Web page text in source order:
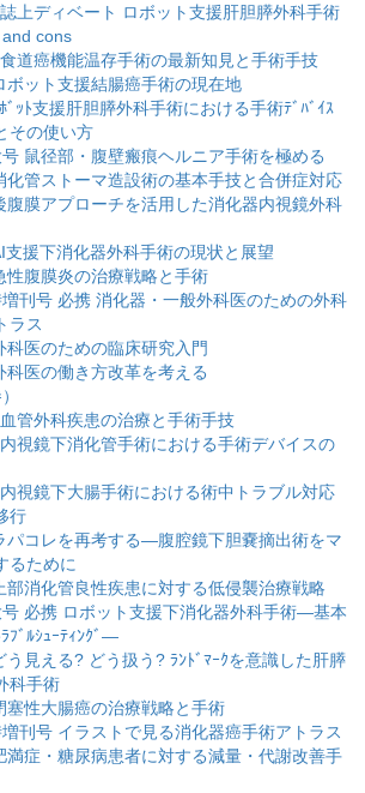
上ディベート ロボット支援肝胆膵外科手術
cons
道癌機能温存手術の最新知見と手術手技
ボット支援結腸癌手術の現在地
ﾞｯﾄ支援肝胆膵外科手術における手術ﾃﾞﾊﾞｲｽ
その使い方
鼠径部・腹壁瘢痕ヘルニア手術を極める
化管ストーマ造設術の基本手技と合併症対応
腹膜アプローチを活用した消化器内視鏡外科
支援下消化器外科手術の現状と展望
性腹膜炎の治療戦略と手術
刊号 必携 消化器・一般外科医のための外科
ラス
科医のための臨床研究入門
科医の働き方改革を考える
管外科疾患の治療と手術手技
視鏡下消化管手術における手術デバイスの
視鏡下大腸手術における術中トラブル対応
行
パコレを再考する―腹腔鏡下胆嚢摘出術をマ
るために
部消化管良性疾患に対する低侵襲治療戦略
必携 ロボット支援下消化器外科手術―基本
ﾌﾞﾙｼｭｰﾃｨﾝｸﾞ―
う見える? どう扱う? ﾗﾝﾄﾞﾏｰｸを意識した肝膵
科手術
塞性大腸癌の治療戦略と手術
刊号 イラストで見る消化器癌手術アトラス
満症・糖尿病患者に対する減量・代謝改善手